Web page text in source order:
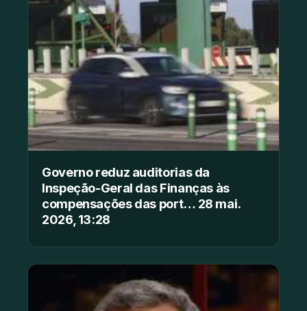
Governo reduz auditorias da
Inspeção-Geral das Finanças às
compensações das port… 28 mai.
2026, 13:28